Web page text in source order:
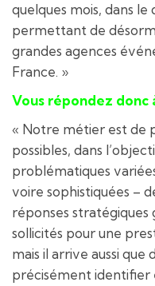
quelques mois, dans
permettant de
grandes agences
France. »
Vous répondez donc
« Notre métier est de
possibles, dans
problématiques
voire sophistiquées –
réponses stratégiques
sollicités pour une
mais il arrive aussi que
précisément identifier